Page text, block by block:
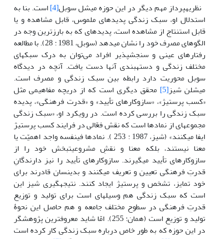
نظریه­پرداز مهم دیگر در این حوزه میشل سوبل[4] است. بنا به
استدلال او، سبک زندگی پدیده­ای ملموس، قابل مشاهده و یا
قابل استنتاج از مشاهده است، پدیده­ای که به بارزترین وجه در
الگوهای مصرف خود را نشان می­دهد (سوبل، 1981 : 28). با مطالعه
رفتارهای عینی و سنجش­پذیر افراد می‌توان به درک سبک­های
مختلف زندگی و دسته­بندی آن‏ها دست یافت. آنچه در دیدگاه
سوبل محوریت دارد رابطه بین سبک زندگی و مصرف است.
میشلن شیز[5]
محقق دیگری است که از دریچه مفاهیمی مثل
«کسب پرستیژ»، «سازوکارهای تأیید» و «قدرت فرهنگی»، پدیده
سبک زندگی را بررسی کرده است. در رویکرد او، «سبک زندگی
مجموعه­ای از نمادها است که نقش فعّالی در فرایند کسب پرستیژ
ایفا می­کنند» (شیز، 1987 : 253 ). نمادها فی­نفسه واجد اهمیّت یا
معنا نیستند، بلکه معنا و نقشِ مشروعیت­بخش خود را از
سازوکارهای تأیید می­گیرند. سازوکارهای تأیید را نیز دارندگانِ
قدرتِ فرهنگی تعیین و تعریف می­کنند و بدین­سان قادرند برای
خود تمایز، تشخص و پرستیژ ایجاد کنند. نتیجه­گیری شیز این
است که سبک زندگی هم وسیله­ای است برای تولید و توزیع
قدرتِ فرهنگی در سطوح مختلف جامعه و هم حاصل این نحوۀ
تولید و توزیع است (همان: 255). امّا شاید معروف­ترین پژوهشگر
در این حوزه که به طور خاص درباره سبک زندگی کار کرده است